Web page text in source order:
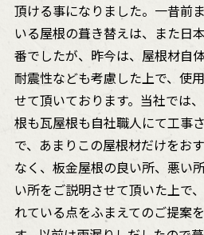
頂ける事になりました。一昔前
いる屋根の葺き替えは、また日
番でしたが、昨今は、屋根材自
耐震性なども考慮した上で、使
せて頂いております。当社では
根も瓦屋根も自社職人にて工事
で、あまりこの屋根材だけをお
なく、板金屋根の良い所、悪い
い所をご説明させて頂いた上で
れている点をふまえてのご提案